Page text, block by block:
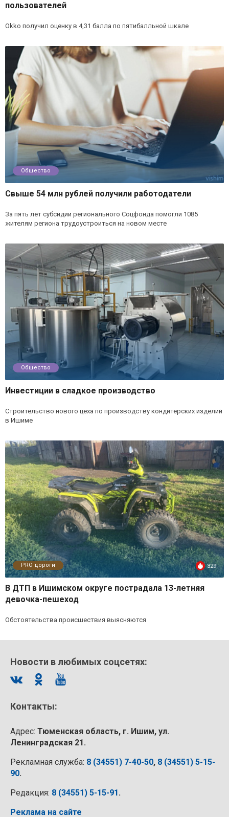
пользователей
Okko получил оценку в 4,31 балла по пятибалльной шкале
Общество
Свыше 54 млн рублей получили работодатели
За пять лет субсидии регионального Соцфонда помогли 1085
жителям региона трудоустроиться на новом месте
Общество
Инвестиции в сладкое производство
Строительство нового цеха по производству кондитерских изделий
в Ишиме
PRO дороги 329
В ДТП в Ишимском округе пострадала 13-летняя
девочка-пешеход
Обстоятельства происшествия выясняются
Новости в любимых соцсетях:
Контакты:
Адрес: Тюменская область, г. Ишим, ул.
Ленинградская 21.
Рекламная служба: 8 (34551) 7-40-50, 8 (34551) 5-15-
90.
Редакция: 8 (34551) 5-15-91.
Реклама на сайте